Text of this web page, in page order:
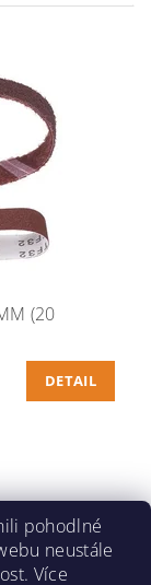
(20
DETAIL
pohodlné
neustále
Více